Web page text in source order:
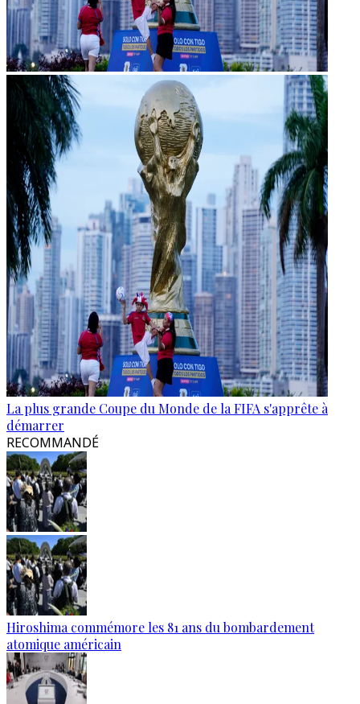
La plus grande Coupe du Monde de la FIFA s'apprête à
démarrer
RECOMMANDÉ
Hiroshima commémore les 81 ans du bombardement
atomique américain